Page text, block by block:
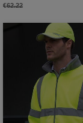
€62.22